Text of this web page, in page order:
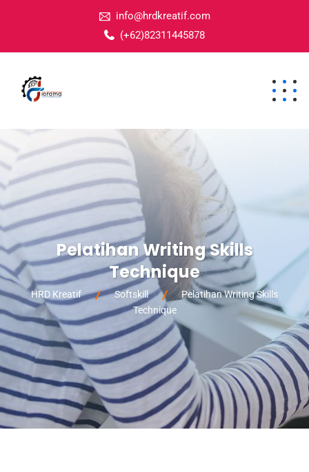
info@hrdkreatif.com
(+62)82311445878
Pelatihan Writing Skills
Technique
HRD Kreatif Softskill
Pelatihan Writing Skills
Technique